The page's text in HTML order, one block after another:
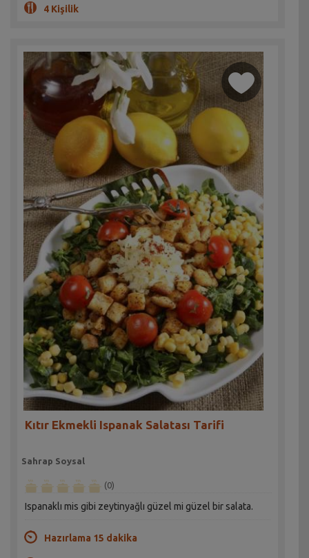
4 Kişilik
Kıtır Ekmekli Ispanak Salatası Tarifi
Sahrap Soysal
(0)
Ispanaklı mis gibi zeytinyağlı güzel mi güzel bir salata.
Hazırlama 15 dakika